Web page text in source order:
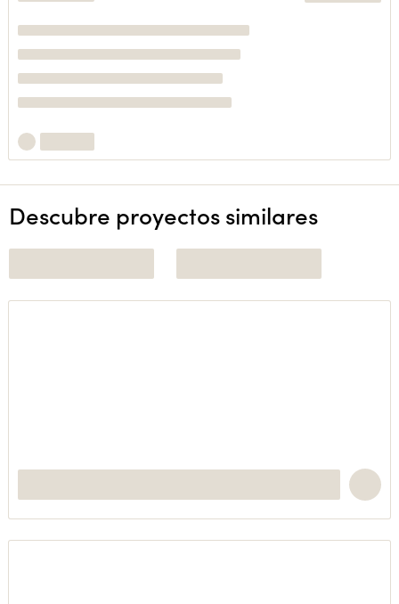
Descubre proyectos similares